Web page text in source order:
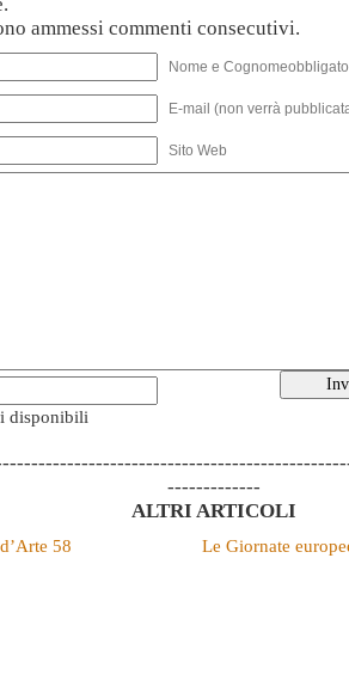
ammessi commenti consecutivi.
Nome e
E-mail (non verrà
Sito Web
disponibili
-------------
ALTRI ARTICOLI
58 Le Giornate